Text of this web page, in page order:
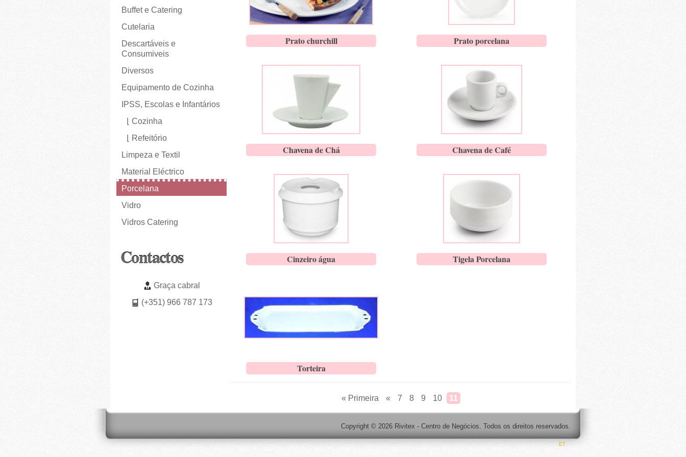
Buffet e Catering
Cutelaria
Descartáveis e
Consumiveis
Diversos
Equipamento de Cozinha
IPSS, Escolas e Infantários
Cozinha
Refeitório
Limpeza e Textil
Material Eléctrico
Porcelana
Vidro
Vidros Catering
Contactos
Graça cabral
(+351) 966 787 173
Prato churchill Prato porcelana
Chavena de Chá Chavena de Café
Cinzeiro água Tigela Porcelana
Torteira
« Primeira « 7 8 9 10 11
Copyright © 2026 Rivitex - Centro de Negócios. Todos os direitos reservados.
ET